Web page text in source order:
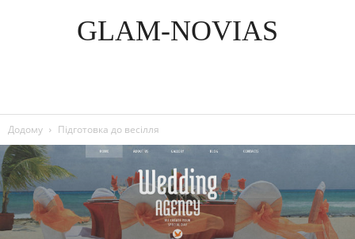
GLAM-NOVIAS
Додому Підготовка до весілля